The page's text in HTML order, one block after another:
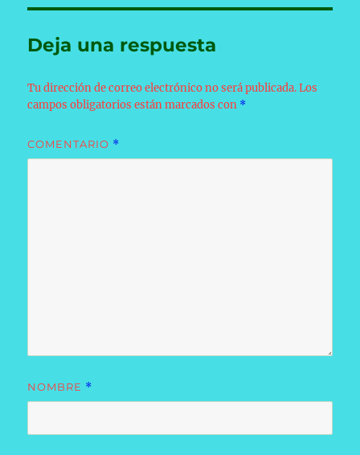
Deja una respuesta
Tu dirección de correo electrónico no será publicada. Los
campos obligatorios están marcados con *
COMENTARIO *
NOMBRE *